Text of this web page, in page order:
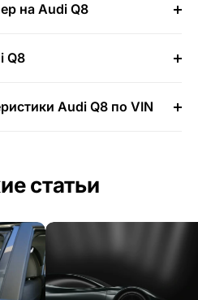
на Audi Q8
Q8
Audi Q8 по VIN
статьи